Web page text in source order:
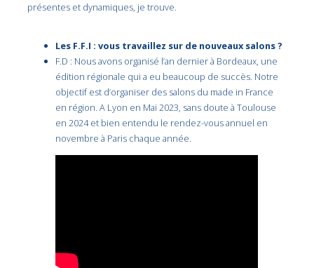
présentes et dynamiques, je trouve.
Les F.F.I : vous travaillez sur de nouveaux salons ?
F.D : Nous avons organisé l’an dernier à Bordeaux, une
édition régionale qui a eu beaucoup de succès. Notre
objectif est d’organiser des salons du made in France
en région. A Lyon en Mai 2023, sans doute à Toulouse
en 2024 et bien entendu le rendez-vous annuel en
novembre à Paris chaque année.